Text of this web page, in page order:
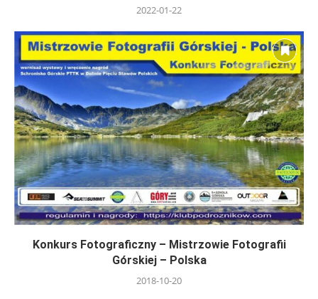
2022-01-22
Konkurs Fotograficzny – Mistrzowie Fotografii
Górskiej – Polska
2018-10-20